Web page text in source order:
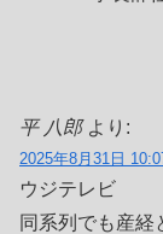
平 八郎 より:
2025年8月31日
ウジテレビ
同系列でも産経